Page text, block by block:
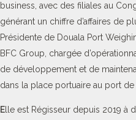
business, avec des filiales au
générant un chiffre d’affaires de
Présidente de Douala Port
BFC Group, chargée
de développement et de
dans la place portuaire au port de
E lle est Régisseur depuis 2019 à